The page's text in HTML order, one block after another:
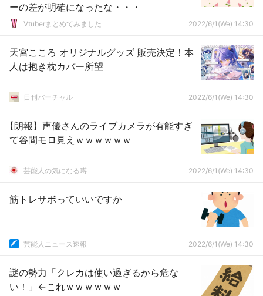
ーの差が明確になったな・・・
Vtuberまとめてみました 2022/6/1(We) 14:30
天宮こころ オリジナルグッズ 販売決定！本
人は抱き枕カバー所望
日刊バーチャル 2022/6/1(We) 14:30
【朗報】声優さんのライブカメラが有能すぎ
て谷間モロ見えｗｗｗｗｗｗ
芸能人の気になる噂 2022/6/1(We) 14:30
筋トレサボっていいですか
芸能人ニュース速報 2022/6/1(We) 14:30
謎の勢力「クレカは使い過ぎるから危な
い！」←これｗｗｗｗｗｗ